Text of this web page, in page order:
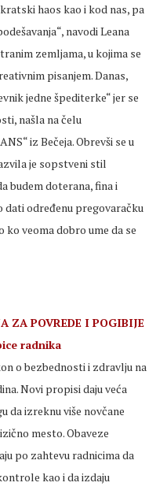
haos kao i kod nas, pa
navodi Leana
zemljama, u kojima se
pisanjem. Danas,
jedne špediterke“ jer se
našla na čelu
iz Bečeja. Obrevši se u
je sopstveni stil
budem doterana, fina i
dati određenu pregovaračku
ko veoma dobro ume da se
ZA POVREDE I POGIBIJE
radnika
o bezbednosti i zdravlju na
Novi propisi daju veća
da izreknu više novčane
mesto. Obaveze
po zahtevu radnicima da
kao i da izdaju